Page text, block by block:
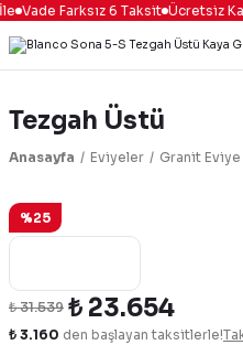
Vade Farksız 6 Taksit Ücretsiz
Tezgah Üstü
Anasayfa Eviyeler Granit Eviye
%25
₺ 31.539 ₺ 23.654
₺ 3.160 den başlayan taksitlerle!